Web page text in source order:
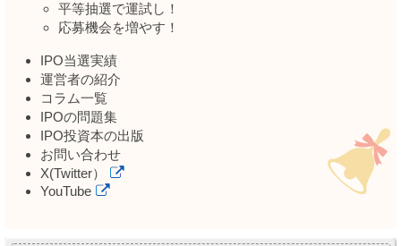
平等抽選で運試し！
応募機会を増やす！
IPO当選実績
運営者の紹介
コラム一覧
IPOの問題集
IPO投資本の出版
お問い合わせ
X(Twitter）
YouTube